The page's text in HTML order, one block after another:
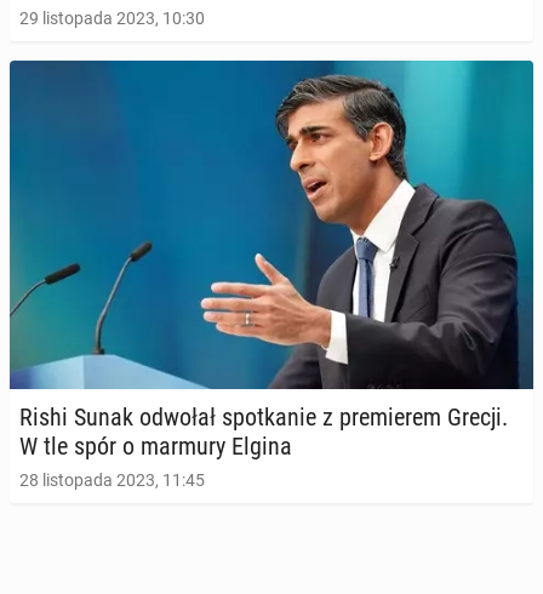
29 listopada 2023, 10:30
Rishi Sunak odwołał spo­tka­nie z pre­mie­rem Grecji.
W tle spór o marmury Elgina
28 listopada 2023, 11:45